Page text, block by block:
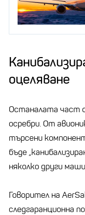
оцеляване
Останалата част
осребри. От
търсени
бъде
няколко други
Говорител на
следгаранционна